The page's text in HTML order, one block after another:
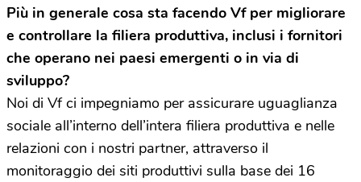
Più in generale cosa sta facendo Vf per migliorare
e controllare la filiera produttiva, inclusi i fornitori
che operano nei paesi emergenti o in via di
sviluppo?
Noi di Vf ci impegniamo per assicurare uguaglianza
sociale all’interno dell’intera filiera produttiva e nelle
relazioni con i nostri partner, attraverso il
monitoraggio dei siti produttivi sulla base dei 16